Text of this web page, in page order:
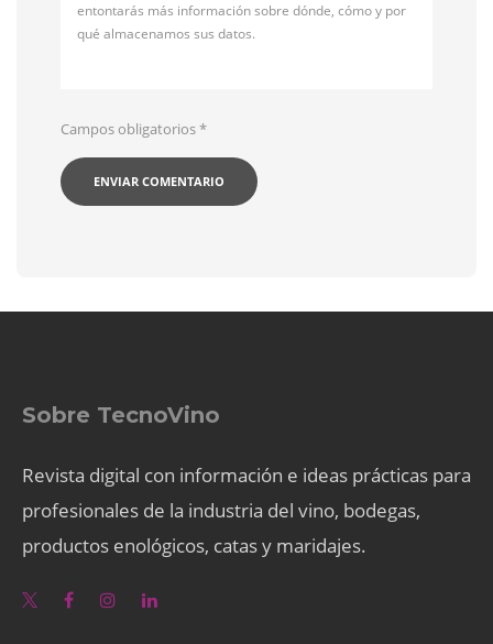
entontarás más información sobre dónde, cómo y por
qué almacenamos sus datos.
Campos obligatorios*
Sobre TecnoVino
Revista digital con información e ideas prácticas para
profesionales de la industria del vino, bodegas,
productos enológicos, catas y maridajes.